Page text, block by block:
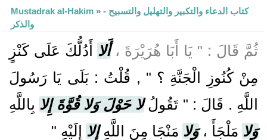
Mustadrak al-Hakim » - كتاب الدعاء والتكبير والتهليل والتسبيح
والذكر
ثُمَّ قَالَ : " يَا أَبَا هُرَيْرَةَ ، أَلا أَدُلُّكَ عَلَى كَنْزٍ
مِنْ كُنُوزِ الْجَنَّةِ ؟ " , قُلْتُ : بَلَى يَا رَسُولَ
اللَّهِ . قَالَ : " تَقُولُلا حَوْلَ وَلا قُوَّةَ إِلا بِاللَّهِ
وَلا مَلْجَأَ ،وَلا مَنْجَا مِنَ اللَّهِإِلا إِلَيْهِ "